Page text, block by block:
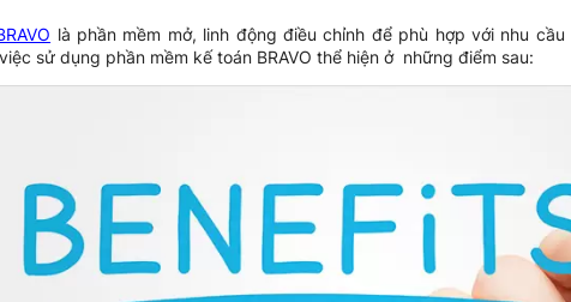
là phần mềm mở, linh động điều chỉnh để phù hợp với nhu
sử dụng phần mềm kế toán BRAVO thể hiện ở những điểm sau: